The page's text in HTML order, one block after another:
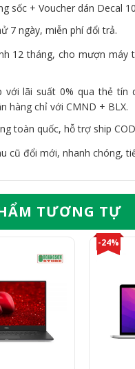
sốc + Voucher dán Decal
7 ngày, miễn phí đổi trả.
12 tháng, cho mượn máy
với lãi suất 0% qua thẻ tín
hàng chỉ với CMND + BLX.
toàn quốc, hỗ trợ ship
cũ đổi mới, nhanh chóng,
TƯƠNG TỰ
-24%